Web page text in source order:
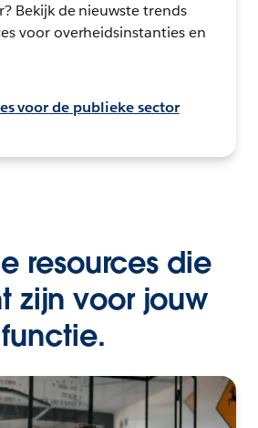
Bekijk de nieuwste trends
voor overheidsinstanties en
voor de publieke sector
resources die
zijn voor jouw
functie.